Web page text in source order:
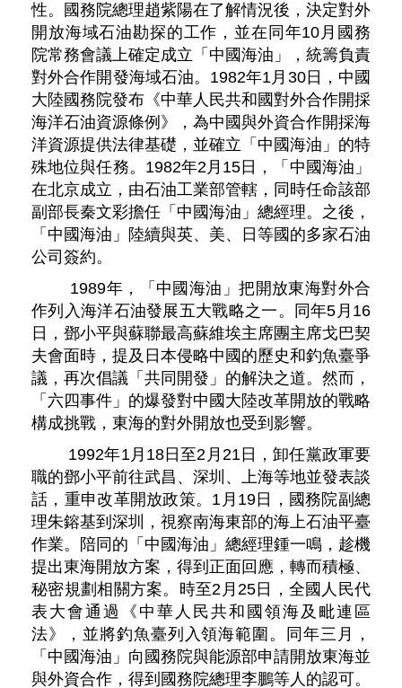
性。國務院總理趙紫陽在了解情況後，決定對外
開放海域石油勘探的工作，並在同年10月國務
院常務會議上確定成立「中國海油」，統籌負責
對外合作開發海域石油。1982年1月30日，中國
大陸國務院發布《中華人民共和國對外合作開採
海洋石油資源條例》，為中國與外資合作開採海
洋資源提供法律基礎，並確立「中國海油」的特
殊地位與任務。1982年2月15日，「中國海油」
在北京成立，由石油工業部管轄，同時任命該部
副部長秦文彩擔任「中國海油」總經理。之後，
「中國海油」陸續與英、美、日等國的多家石油
公司簽約。
1989年，「中國海油」把開放東海對外合
作列入海洋石油發展五大戰略之一。同年5月16
日，鄧小平與蘇聯最高蘇維埃主席團主席戈巴契
夫會面時，提及日本侵略中國的歷史和釣魚臺爭
議，再次倡議「共同開發」的解決之道。然而，
「六四事件」的爆發對中國大陸改革開放的戰略
構成挑戰，東海的對外開放也受到影響。
1992年1月18日至2月21日，卸任黨政軍要
職的鄧小平前往武昌、深圳、上海等地並發表談
話，重申改革開放政策。1月19日，國務院副總
理朱鎔基到深圳，視察南海東部的海上石油平臺
作業。陪同的「中國海油」總經理鍾一鳴，趁機
提出東海開放方案，得到正面回應，轉而積極、
秘密規劃相關方案。時至2月25日，全國人民代
表大會通過《中華人民共和國領海及毗連區
法》，並將釣魚臺列入領海範圍。同年三月，
「中國海油」向國務院與能源部申請開放東海並
與外資合作，得到國務院總理李鵬等人的認可。